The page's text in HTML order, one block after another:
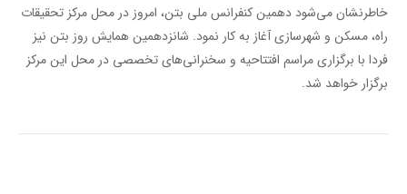
خاطرنشان می‌‌شود دهمین کنفرانس ملی بتن،‌ امروز در محل مرکز تحقیقات
راه، مسکن و شهرسازی آغاز به کار نمود. شانزدهمین همایش روز بتن نیز
فردا با برگزاری مراسم افتتاحیه و سخنرانی‌های تخصصی در محل این مرکز
برگزار خواهد شد.